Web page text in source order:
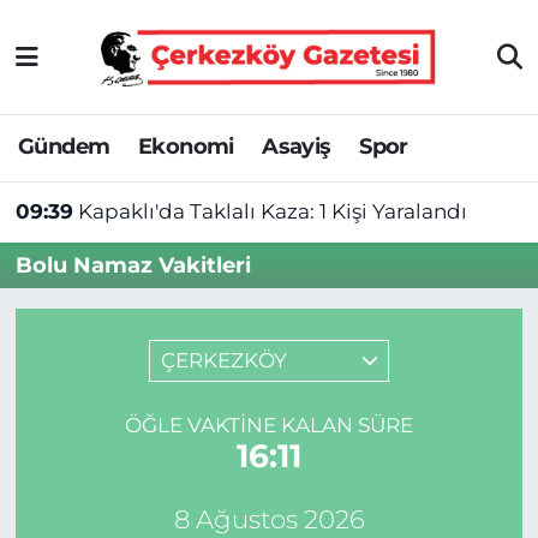
Gündem Ekonomi Asayiş Spor
09:39 Kapaklı'da Taklalı Kaza: 1 Kişi Yaralandı
Bolu Namaz Vakitleri
ÇERKEZKÖY
ÖĞLE VAKTINE KALAN SÜRE
16:11
8 Ağustos 2026
Asayiş
Ekonomi
Gündem
Haber
Kültür&Sanat
Tekirdağ Nöbetçi Eczaneler
Tekirdağ Hava Durumu
Tekirdağ Namaz Vakitleri
Tekirdağ Trafik Yoğunluk Haritası
Süper Lig Puan Durumu ve Fikstür
Son Dakika Haberleri
Haber Arşivi